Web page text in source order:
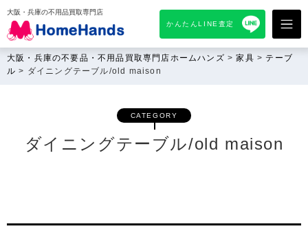
大阪・兵庫の不用品買取専門店
かんたんLINE査定
大阪・兵庫の不要品・不用品買取専門店ホームハンズ >家具 >テーブ
ル > ダイニングテーブル/old maison
CATEGORY
ダイニングテーブル/old maison